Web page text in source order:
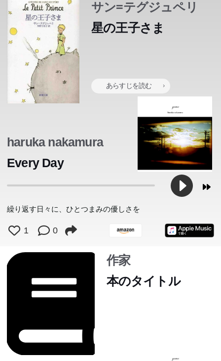
サン=テグジュペリ
星の王子さま
あらすじを読む
砂漠に飛行機で不時着した「僕」が出会った男の子。それ
は、小さな小さな自分の星を後にして、いくつもの星をめ
ぐってから七番目の星・地球にたどり着いた王子さまだっ
た…。一度読んだら必ず宝物にしたくなる、この宝石のよ
うな物語は、刊行後六十年以上たった今も、世界中でみん
なの心をつかんで離さない。最も愛らしく毅然とした王子
さまを、優しい日本語でよみがえらせた、新訳。
haruka nakamura
Every Day
繰り返す日々に、ひとつまみの優しさを
1 0
作家
本のタイトル